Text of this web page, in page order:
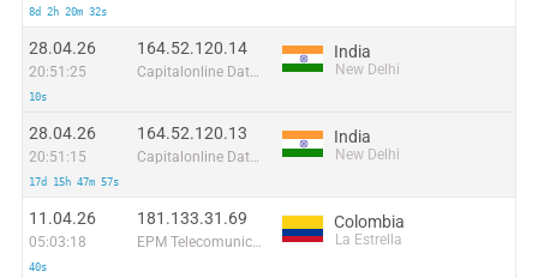
8d 2h 20m 32s
28.04.26
20:51:25
10s
164.52.120.14
Capitalonline Data Service (HK) Co
India
New Delhi
28.04.26
20:51:15
17d 15h 47m 57s
164.52.120.13
Capitalonline Data Service (HK) Co
India
New Delhi
11.04.26
05:03:18
40s
181.133.31.69
EPM Telecomunicaciones S.A. E.S.P.
Colombia
La Estrella